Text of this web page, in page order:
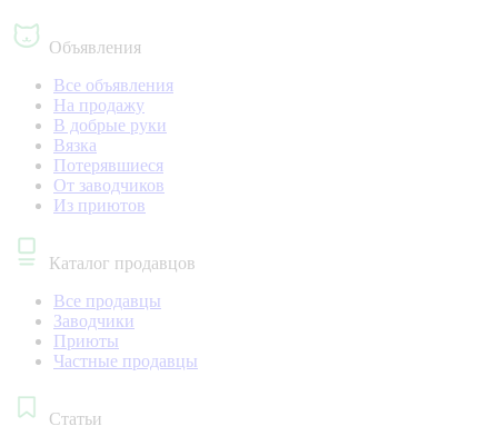
Объявления
Все объявления
На продажу
В добрые руки
Вязка
Потерявшиеся
От заводчиков
Из приютов
Каталог продавцов
Все продавцы
Заводчики
Приюты
Частные продавцы
Статьи